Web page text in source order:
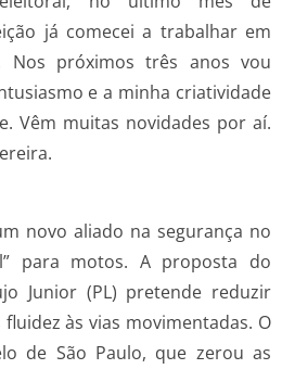
já comecei a trabalhar em
Nos próximos três anos vou
e a minha criatividade
Vêm muitas novidades por aí.
novo aliado na segurança no
para motos. A proposta do
Junior (PL) pretende reduzir
às vias movimentadas. O
de São Paulo, que zerou as